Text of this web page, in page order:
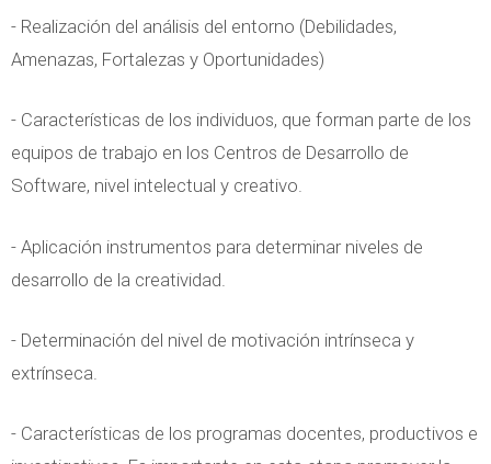
- Realización del análisis del entorno (Debilidades,
Amenazas, Fortalezas y Oportunidades)
- Características de los individuos, que forman parte de los
equipos de trabajo en los Centros de Desarrollo de
Software, nivel intelectual y creativo.
- Aplicación instrumentos para determinar niveles de
desarrollo de la creatividad.
- Determinación del nivel de motivación intrínseca y
extrínseca.
- Características de los programas docentes, productivos e